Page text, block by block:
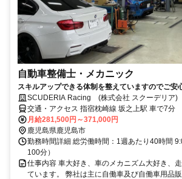
自動車整備士・メカニック
スキルアップできる体制を整えていますのでご安
SCUDERIA Racing (株式会社 スクーデリア)
交通・アクセス 指宿枕崎線 坂之上駅 車で7分
月給281,500円～371,000円
鹿児島県鹿児島市
勤務時間詳細 総労働時間：1週あたり40時間
100分）
仕事内容 車大好き、車のメカニズム大好き、
ています。 弊社は主に自働車及び自働車用品